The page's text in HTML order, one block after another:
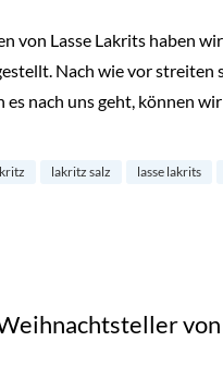
von Lasse Lakrits haben
Nach wie vor streiten
nach uns geht, können
5×1 Lakritz Salz von
lakritz salz lasse lakrits